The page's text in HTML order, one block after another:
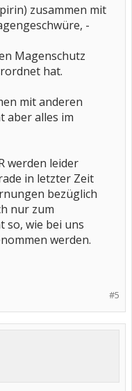
zusammen mit
-
Magenschutz
hat.
mit anderen
aber alles im
werden leider
in letzter Zeit
bezüglich
nur zum
so, wie bei uns
werden.
#5